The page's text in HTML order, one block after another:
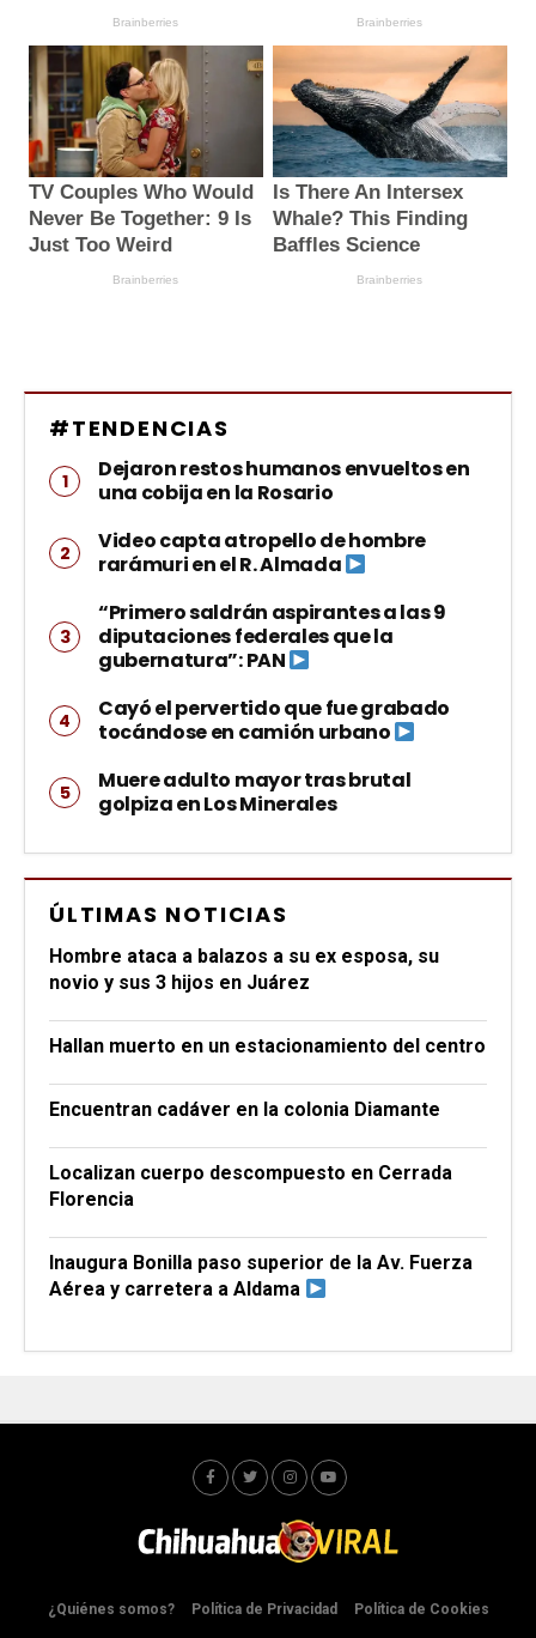
#TENDENCIAS
Dejaron restos humanos envueltos en
una cobija en la Rosario
Video capta atropello de hombre
rarámuri en el R. Almada
“Primero saldrán aspirantes a las 9
diputaciones federales que la
gubernatura”: PAN
Cayó el pervertido que fue grabado
tocándose en camión urbano
Muere adulto mayor tras brutal
golpiza en Los Minerales
ÚLTIMAS NOTICIAS
Hombre ataca a balazos a su ex esposa, su
novio y sus 3 hijos en Juárez
Hallan muerto en un estacionamiento del centro
Encuentran cadáver en la colonia Diamante
Localizan cuerpo descompuesto en Cerrada
Florencia
Inaugura Bonilla paso superior de la Av. Fuerza
Aérea y carretera a Aldama
¿Quiénes somos? Política de Privacidad Política de Cookies